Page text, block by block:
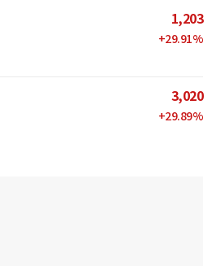
1,203
+29.91%
3,020
+29.89%